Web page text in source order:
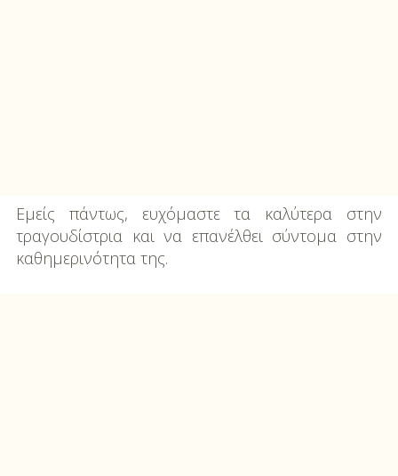
Εμείς πάντως, ευχόμαστε τα καλύτερα στην
τραγουδίστρια και να επανέλθει σύντομα στην
καθημερινότητα της.